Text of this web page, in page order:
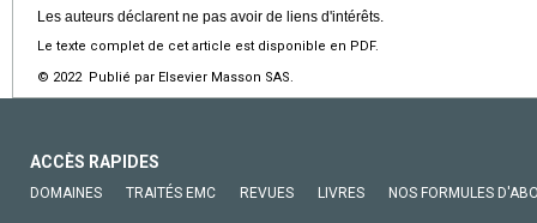
Les auteurs déclarent ne pas avoir de liens d'intérêts.
Le texte complet de cet article est disponible en PDF.
© 2022 Publié par Elsevier Masson SAS.
ACCÈS RAPIDES
DOMAINES TRAITÉS EMC REVUES LIVRES NOS FORMULES